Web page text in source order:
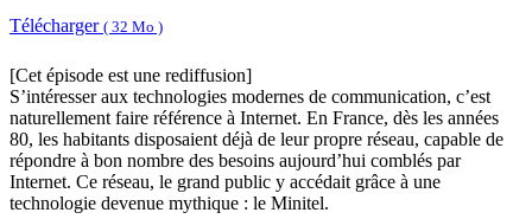
Télécharger ( 32 Mo )
[Cet épisode est une rediffusion]
S’intéresser aux technologies modernes de communication, c’est
naturellement faire référence à Internet. En France, dès les années
80, les habitants disposaient déjà de leur propre réseau, capable de
répondre à bon nombre des besoins aujourd’hui comblés par
Internet. Ce réseau, le grand public y accédait grâce à une
technologie devenue mythique : le Minitel.